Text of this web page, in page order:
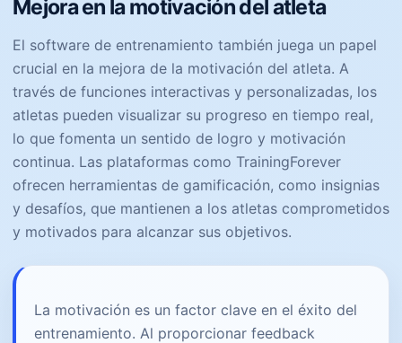
Mejora en la motivación del atleta
El software de entrenamiento también juega un papel
crucial en la mejora de la motivación del atleta. A
través de funciones interactivas y personalizadas, los
atletas pueden visualizar su progreso en tiempo real,
lo que fomenta un sentido de logro y motivación
continua. Las plataformas como TrainingForever
ofrecen herramientas de gamificación, como insignias
y desafíos, que mantienen a los atletas comprometidos
y motivados para alcanzar sus objetivos.
La motivación es un factor clave en el éxito del
entrenamiento. Al proporcionar feedback